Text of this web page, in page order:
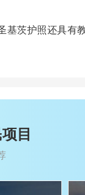
基茨护照还具有
目